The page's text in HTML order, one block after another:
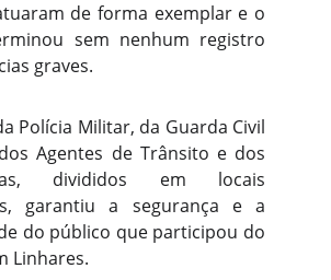
de forma exemplar e o
sem nenhum registro
graves.
Polícia Militar, da Guarda Civil
Agentes de Trânsito e dos
divididos em locais
garantiu a segurança e a
do público que participou do
Linhares.